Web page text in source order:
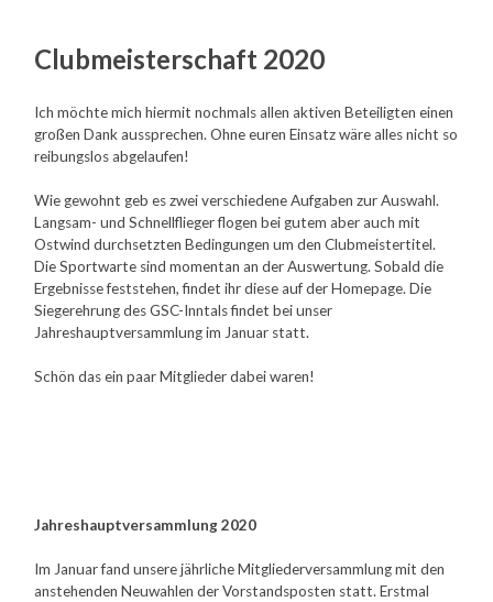
Clubmeisterschaft 2020
Ich möchte mich hiermit nochmals allen aktiven Beteiligten einen
großen Dank aussprechen. Ohne euren Einsatz wäre alles nicht so
reibungslos abgelaufen!
Wie gewohnt geb es zwei verschiedene Aufgaben zur Auswahl.
Langsam- und Schnellflieger flogen bei gutem aber auch mit
Ostwind durchsetzten Bedingungen um den Clubmeistertitel.
Die Sportwarte sind momentan an der Auswertung. Sobald die
Ergebnisse feststehen, findet ihr diese auf der Homepage. Die
Siegerehrung des GSC-Inntals findet bei unser
Jahreshauptversammlung im Januar statt.
Schön das ein paar Mitglieder dabei waren!
Jahreshauptversammlung 2020
Im Januar fand unsere jährliche Mitgliederversammlung mit den
anstehenden Neuwahlen der Vorstandsposten statt. Erstmal